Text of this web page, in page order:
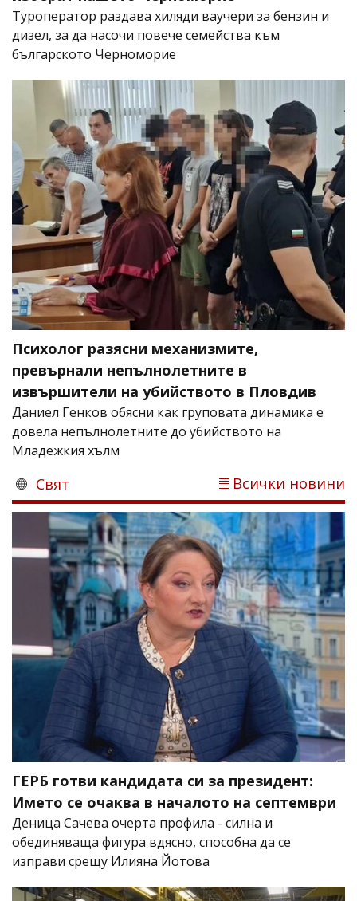
Туроператор раздава хиляди ваучери за бензин и
дизел, за да насочи повече семейства към
българското Черноморие
Психолог разясни механизмите,
превърнали непълнолетните в
извършители на убийството в Пловдив
Даниел Генков обясни как груповата динамика е
довела непълнолетните до убийството на
Младежкия хълм
Свят Всички новини
ГЕРБ готви кандидата си за президент:
Името се очаква в началото на септември
Деница Сачева очерта профила - силна и
обединяваща фигура вдясно, способна да се
изправи срещу Илияна Йотова